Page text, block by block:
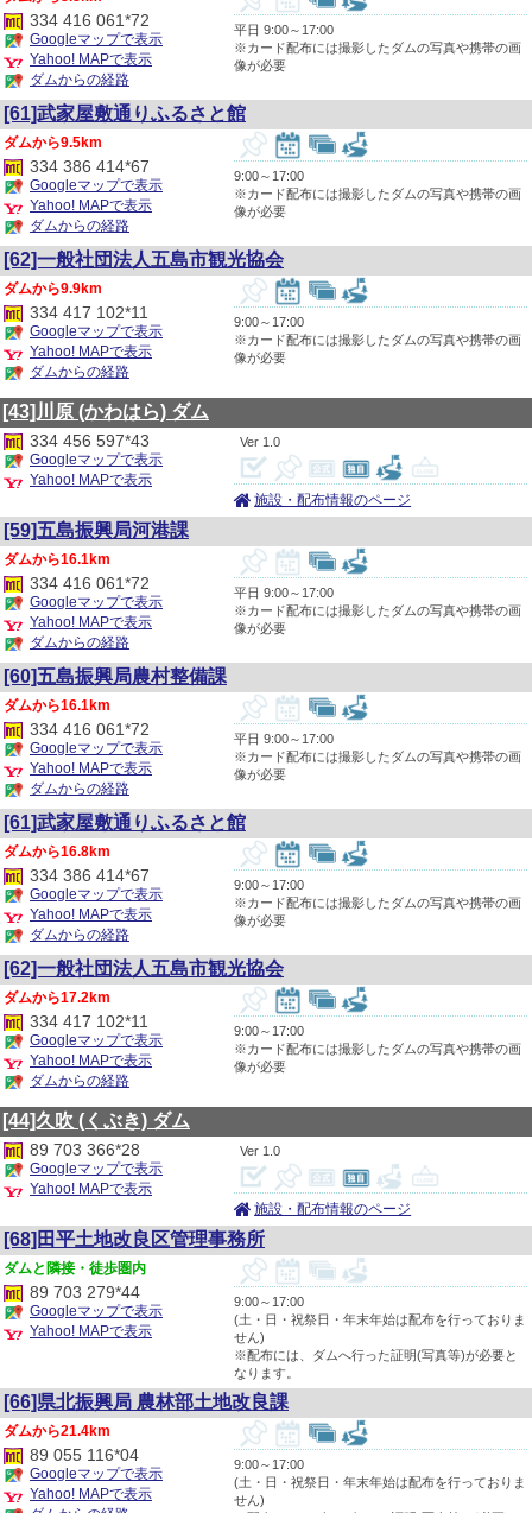
平日 9:00～17:00
※カード配布には撮影したダムの写真や携帯の画
像が必要
334 416 061*72
Googleマップで表示
Yahoo! MAPで表示
ダムからの経路
[61]武家屋敷通りふるさと館
9:00～17:00
※カード配布には撮影したダムの写真や携帯の画
像が必要
9.5km
334 386 414*67
Googleマップで表示
Yahoo! MAPで表示
ダムからの経路
[62]一般社団法人五島市観光協会
9:00～17:00
※カード配布には撮影したダムの写真や携帯の画
像が必要
9.9km
334 417 102*11
Googleマップで表示
Yahoo! MAPで表示
ダムからの経路
[43]川原 (かわはら) ダム
1.0
施設・配布情報のページ
334 456 597*43
Googleマップで表示
Yahoo! MAPで表示
[59]五島振興局河港課
平日 9:00～17:00
※カード配布には撮影したダムの写真や携帯の画
像が必要
16.1km
334 416 061*72
Googleマップで表示
Yahoo! MAPで表示
ダムからの経路
[60]五島振興局農村整備課
平日 9:00～17:00
※カード配布には撮影したダムの写真や携帯の画
像が必要
16.1km
334 416 061*72
Googleマップで表示
Yahoo! MAPで表示
ダムからの経路
[61]武家屋敷通りふるさと館
9:00～17:00
※カード配布には撮影したダムの写真や携帯の画
像が必要
16.8km
334 386 414*67
Googleマップで表示
Yahoo! MAPで表示
ダムからの経路
[62]一般社団法人五島市観光協会
9:00～17:00
※カード配布には撮影したダムの写真や携帯の画
像が必要
17.2km
334 417 102*11
Googleマップで表示
Yahoo! MAPで表示
ダムからの経路
[44]久吹 (くぶき) ダム
1.0
施設・配布情報のページ
89 703 366*28
Googleマップで表示
Yahoo! MAPで表示
[68]田平土地改良区管理事務所
9:00～17:00
(土・日・祝祭日・年末年始は配布を行っておりま
せん)
※配布には、ダムへ行った証明(写真等)が必要と
なります。
隣接・徒歩圏内
89 703 279*44
Googleマップで表示
Yahoo! MAPで表示
[66]県北振興局 農林部土地改良課
9:00～17:00
(土・日・祝祭日・年末年始は配布を行っておりま
せん)
21.4km
89 055 116*04
Googleマップで表示
Yahoo! MAPで表示